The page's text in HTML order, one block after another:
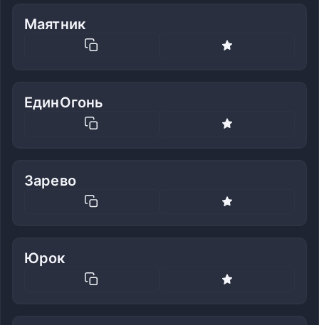
Маятник
ЕдинОгонь
Зарево
Юрок